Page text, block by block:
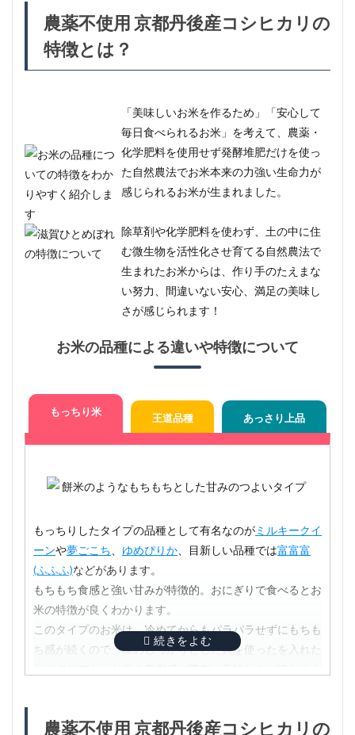
用
京都
丹後
1.1
お米
の品
違い
や特
不使
丹後
産コ
シヒ
のお
めレ
シピ
レシ
ピ
3
農薬
不使
用の
自然
農法
農家
米
農薬不使用 京都丹後産コシヒカリの
特徴とは？
「美味しいお米を作るため」「安心して
毎日食べられるお米」を考えて、農薬・
化学肥料を使用せず発酵堆肥だけを使っ
た自然農法でお米本来の力強い生命力が
感じられるお米が生まれました。
除草剤や化学肥料を使わず、土の中に住
む微生物を活性化させ育てる自然農法で
生まれたお米からは、作り手のたえまな
い努力、間違いない安心、満足の美味し
さが感じられます！
お米の品種による違いや特徴について
もっちり米 王道品種 あっさり上品
もっちりしたタイプの品種として有名なのがミルキークイ
ーンや夢ごこち ゆめぴりか 、目新しい品種では富富富
(ふふふ)などがあります。
もちもち食感と強い甘みが特徴的。おにぎりで食べるとお
米の特徴が良くわかります。
このタイプのお米は、冷めてからもパラパラせずにもちも
ち感が続くので、味のしっかりとした具を使ったを入れた
農薬不使用 京都丹後産コシヒカリの